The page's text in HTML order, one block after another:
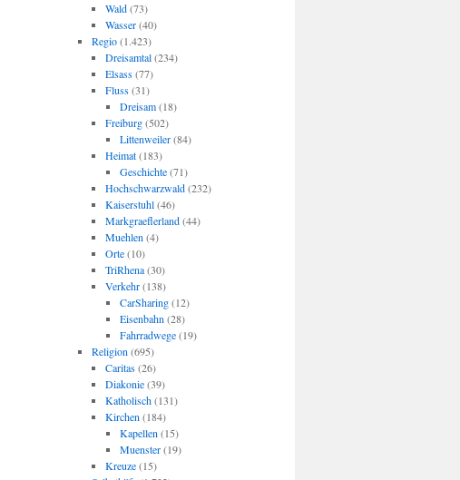
Wald(73)
Wasser(40)
Regio(1.423)
Dreisamtal(234)
Elsass(77)
Fluss(31)
Dreisam(18)
Freiburg(502)
Littenweiler(84)
Heimat(183)
Geschichte(71)
Hochschwarzwald(232)
Kaiserstuhl(46)
Markgraeflerland(44)
Muehlen (4)
Orte(10)
TriRhena(30)
Verkehr(138)
CarSharing(12)
Eisenbahn (28)
Fahrradwege(19)
Religion (695)
Caritas(26)
Diakonie(39)
Katholisch(131)
Kirchen (184)
Kapellen (15)
Muenster(19)
Kreuze(15)